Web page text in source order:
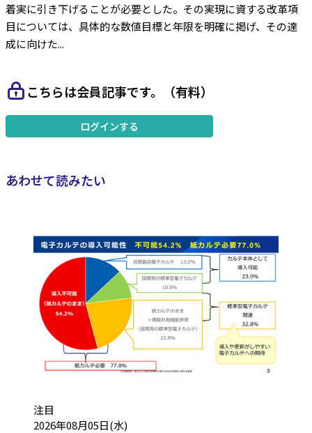
着実に引き下げることが必要とした。その実現に資する改革項
目については、具体的な数値目標と年限を明確に掲げ、その達
成に向けた...
こちらは会員記事です。（有料）
ログインする
あわせて読みたい
カテゴリ:
注目
投稿日:2026年08月05日(水)